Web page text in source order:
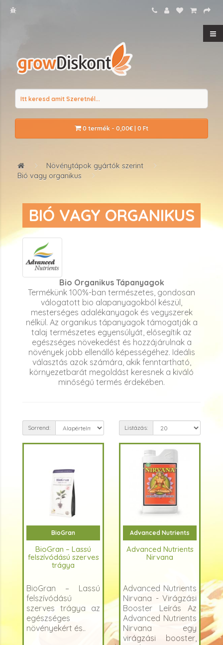
0 termék - 0,00€ | 0 Ft
Növénytápok gyártók szerint
Bió vagy organikus
BIÓ VAGY ORGANIKUS
Bio Organikus Tápanyagok
Termékünk 100%-ban természetes, gondosan
válogatott bio alapanyagokból készül,
mesterséges adalékanyagok és vegyszerek
nélkül. Az organikus tápanyagok támogatják a
talaj természetes egyensúlyát, elősegítik az
egészséges növekedést és hozzájárulnak a
növények jobb ellenálló képességéhez. Ideális
választás azok számára, akik fenntartható,
környezetbarát megoldást keresnek a kiváló
minőségű termés érdekében.
Sorrend: Listázás:
BioGran
BioGran – Lassú
felszívódású szerves
trágya
BioGran – Lassú
felszívódású
szerves trágya az
egészséges
növényekért és..
Advanced Nutrients
Advanced Nutrients
Nirvana
Advanced Nutrients
Nirvana - Virágzási
Booster Leírás Az
Advanced Nutrients
Nirvana egy
virágzási booster,